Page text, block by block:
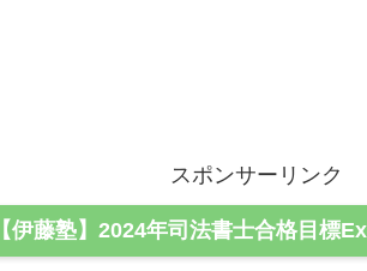
スポンサーリンク
【伊藤塾】2024年司法書士合格目標